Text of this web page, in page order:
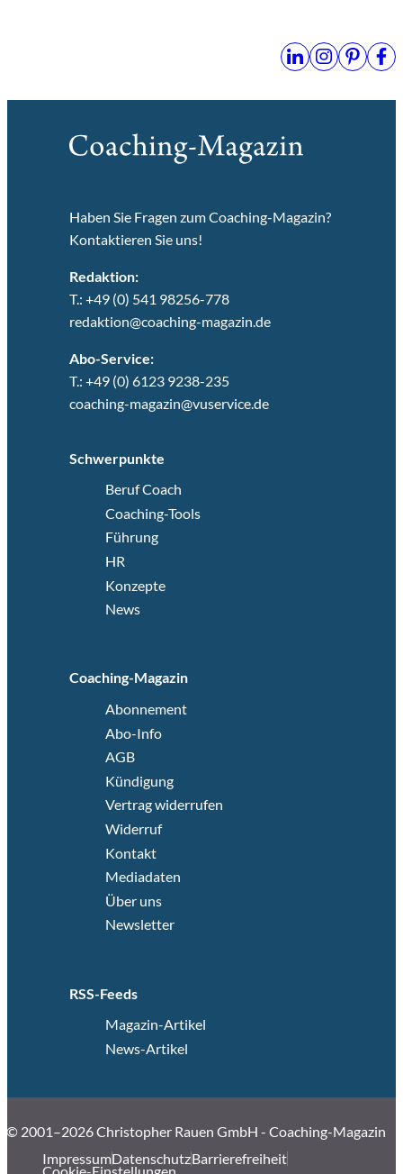
Haben Sie Fragen zum Coaching-Magazin?
Kontaktieren Sie uns!
Redaktion:
T.: +49 (0) 541 98256-778
redaktion@coaching-magazin.de
Abo-Service:
T.: +49 (0) 6123 9238-235
coaching-magazin@vuservice.de
Schwerpunkte
Beruf Coach
Coaching-Tools
Führung
HR
Konzepte
News
Coaching-Magazin
Abonnement
Abo-Info
AGB
Kündigung
Vertrag widerrufen
Widerruf
Kontakt
Mediadaten
Über uns
Newsletter
RSS-Feeds
Magazin-Artikel
News-Artikel
© 2001–2026 Christopher Rauen GmbH - Coaching-Magazin
ImpressumDatenschutzBarrierefreiheit